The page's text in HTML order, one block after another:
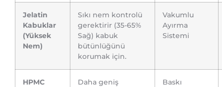
Jelatin
Kabuklar
(Yüksek
Nem)
Sıkı nem kontrolü
gerektirir (35-65%
Sağ) kabuk
bütünlüğünü
korumak için.
Vakumlu
Ayırma
Sistemi
HPMC
Daha geniş
Baskı